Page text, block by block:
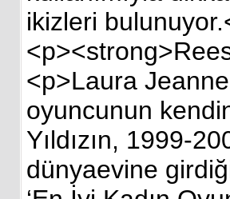
ikizleri
<p>Laura
oyuncunun
Yıldızın, 1999-
dünyaevine